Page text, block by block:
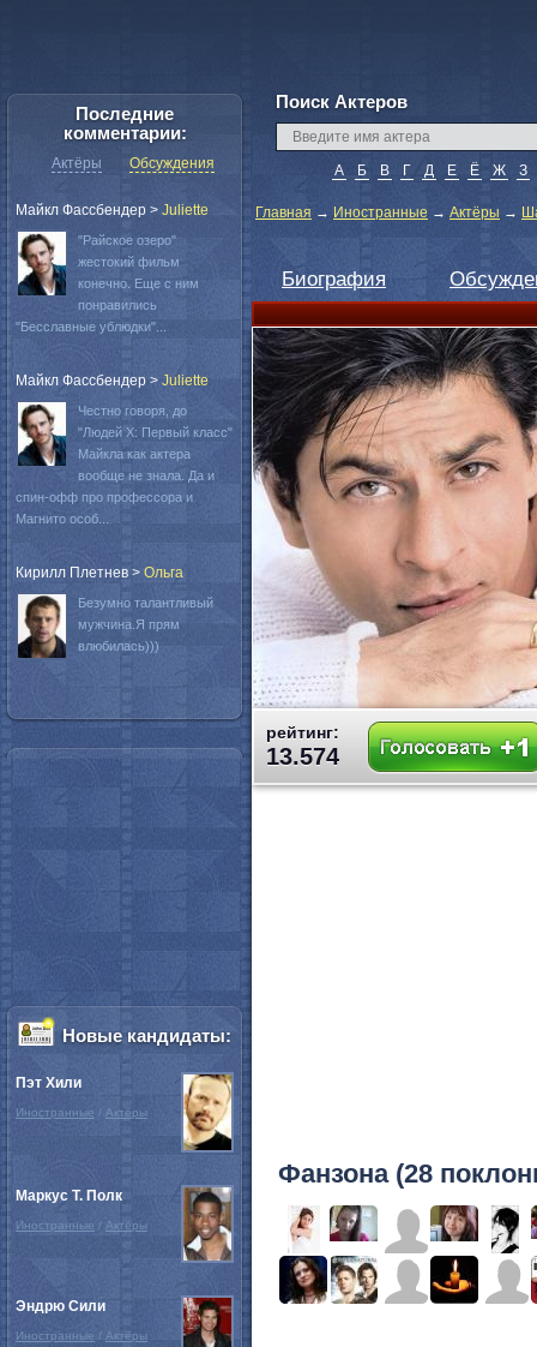
Поиск Актеров
А Б В Г Д Е Ё Ж З
Главная → Иностранные → Актёры →
Биография
рейтинг:
13.574
Фанзона (28
Последние
комментарии:
Актёры Обсуждения
Майкл Фассбендер > Juliette
"Райское озеро"
жестокий фильм
конечно. Еще с ним
понравились
"Бесславные ублюдки"...
Майкл Фассбендер > Juliette
Честно говоря, до
"Людей Х: Первый класс"
Майкла как актера
вообще не знала. Да и
спин-офф про профессора и
Магнито особ...
Кирилл Плетнев > Oльга
Безумно талантливый
мужчина.Я прям
влюбилась)))
Новые кандидаты:
Пэт Хили
Иностранные / Актёры
Маркус Т. Полк
Иностранные / Актёры
Эндрю Сили
Иностранные / Актёры